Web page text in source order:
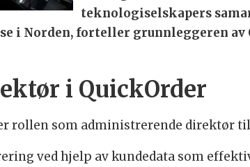
teknologiselskapers
i Norden, forteller grunnleggeren av
i QuickOrder
rollen som administrerende direktør til
ved hjelp av kundedata som